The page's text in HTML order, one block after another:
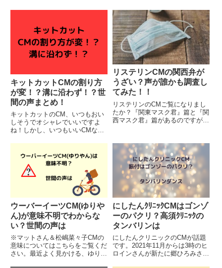
キットカットCMの割り方
が変！？溝に沿わず！？世
間の声まとめ！
キットカットのCM、いつもおい
しそうでオシャレでいいですよ
ね！しかし、いつもいいCMなの
あがっているようです。いったい
どういうことなのでしょうか？？
世間の声をまとめてみました。
↓20...
リステリンCMの関西弁が
うざい？声が誰かも調査し
てみた！！
リステリンのCMご覧になりまし
たか？『関東マスク君』篇と『関
西マスク君』篇があるのですが、
ているかというと、・リステリン
CMの関西弁がうざいという声が
ちらほら見受けられるんです。
ど...
ウーバーイーツCM(ゆりや
ん)が意味不明でわからな
い？世間の声は
※マットさん＆松嶋菜々子CMの
意味についてはこちらをご覧くだ
さい。最近よく見かける、ゆりや
にしたんｸﾘﾆｯｸCMはゴンゾ
ーのパクリ？高須ｸﾘﾆｯｸの
タンバリンは
にしたんクリニックのCMが話題
です。2021年11月からは3時のヒ
ロインさんが新たに郷ひろみさん